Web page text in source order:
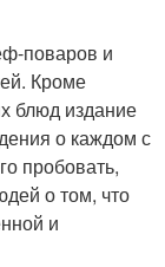
поваров и
Кроме
блюд издание
о каждом с
пробовать,
о том, что
и